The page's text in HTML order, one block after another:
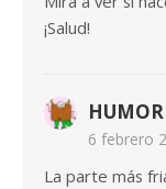
¡Salud!
HUMOR
6 febrero
La parte más